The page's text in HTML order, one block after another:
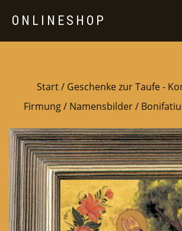
ONLINESHOP
Start/ Geschenke zur Taufe -
Firmung/ Namensbilder/